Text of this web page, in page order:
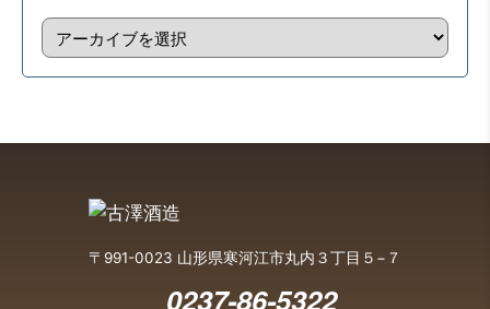
〒991-0023 山形県寒河江市丸内３丁目５−７
0237-86-5322